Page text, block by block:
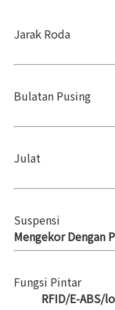
Mengekor Dengan
RFID/E-ABS/